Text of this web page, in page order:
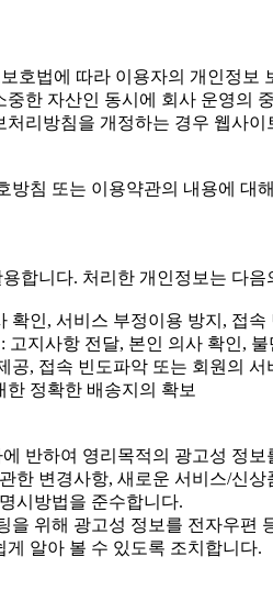
호법에 따라 이용자의 개인정
한 자산인 동시에 회사 운영의
리방침을 개정하는 경우 웹사
방침 또는 이용약관의 내용에
합니다. 처리한 개인정보는 다
확인, 서비스 부정이용 방지, 접
지사항 전달, 본인 의사 확인,
, 접속 빈도파악 또는 회원의 서
정확한 배송지의 확보
반하여 영리목적의 광고성 정보
한 변경사항, 새로운 서비스/신
시방법을 준수합니다.
을 위해 광고성 정보를 전자우편
알아 볼 수 있도록 조치합니다.